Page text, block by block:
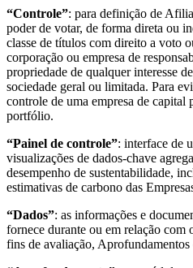
“Controle”: para definição de
poder de votar, de forma direta ou
classe de títulos com direito a voto
corporação ou empresa de
propriedade de qualquer interesse
sociedade geral ou limitada. Para
controle de uma empresa de capital
portfólio.
“Painel de controle”: interface de
visualizações de dados-chave
desempenho de sustentabilidade,
estimativas de carbono das
“Dados”: as informações e
fornece durante ou em relação com
fins de avaliação,